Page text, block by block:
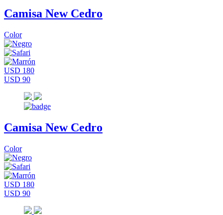
Camisa New Cedro
Color
USD 180
USD 90
Camisa New Cedro
Color
USD 180
USD 90